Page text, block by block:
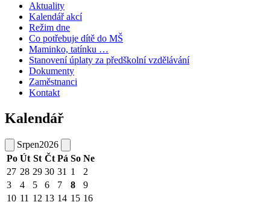
Aktuality
Kalendář akcí
Režim dne
Co potřebuje dítě do MŠ
Maminko, tatínku …
Stanovení úplaty za předškolní vzdělávání
Dokumenty
Zaměstnanci
Kontakt
Kalendář
Srpen2026
Po Út St Čt Pá So Ne
27 28 29 30 31 1
2
3
4 5 6 7 8
9
10 11 12 13 14 15 16